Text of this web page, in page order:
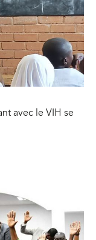
avec le VIH se